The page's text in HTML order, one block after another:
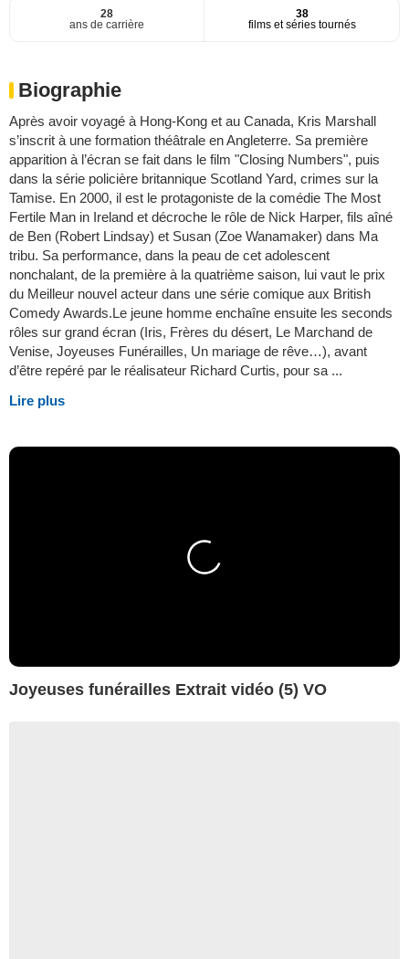
28
ans de carrière
38
films et séries tournés
Biographie
Après avoir voyagé à Hong-Kong et au Canada, Kris Marshall
s’inscrit à une formation théâtrale en Angleterre. Sa première
apparition à l’écran se fait dans le film "Closing Numbers", puis
dans la série policière britannique Scotland Yard, crimes sur la
Tamise. En 2000, il est le protagoniste de la comédie The Most
Fertile Man in Ireland et décroche le rôle de Nick Harper, fils aîné
de Ben (Robert Lindsay) et Susan (Zoe Wanamaker) dans Ma
tribu. Sa performance, dans la peau de cet adolescent
nonchalant, de la première à la quatrième saison, lui vaut le prix
du Meilleur nouvel acteur dans une série comique aux British
Comedy Awards.Le jeune homme enchaîne ensuite les seconds
rôles sur grand écran (Iris, Frères du désert, Le Marchand de
Venise, Joyeuses Funérailles, Un mariage de rêve…), avant
d’être repéré par le réalisateur Richard Curtis, pour sa ...
Lire plus
Joyeuses funérailles Extrait vidéo (5) VO